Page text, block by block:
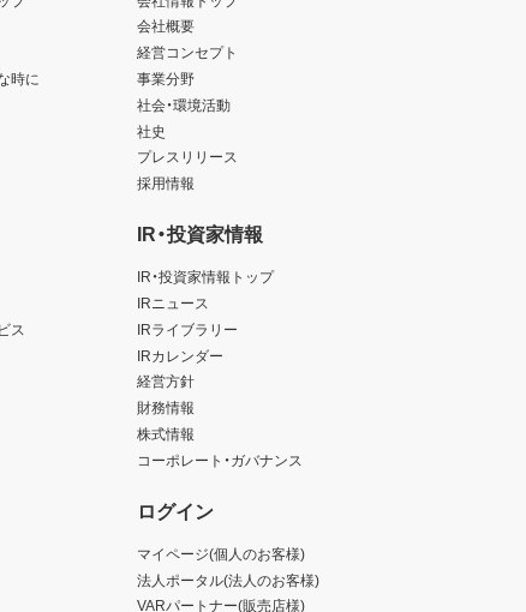
時に
ス
会社概要
経営コンセプト
事業分野
社会・環境活動
社史
プレスリリース
採用情報
IR・投資家情報
IR・投資家情報トップ
IRニュース
IRライブラリー
IRカレンダー
経営方針
財務情報
株式情報
コーポレート・ガバナンス
ログイン
マイページ(個人のお客様)
法人ポータル(法人のお客様)
VARパートナー(販売店様)